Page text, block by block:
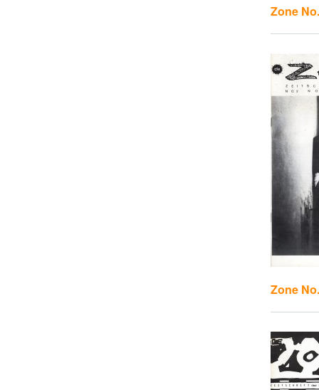
Zone
Zone